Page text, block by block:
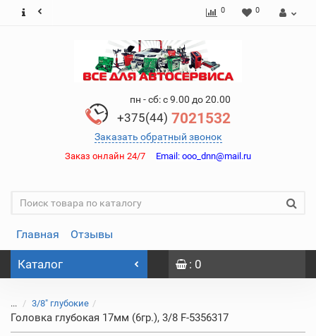
0 0
пн - сб: с 9.00 до 20.00
+375(44) 7021532
Заказать обратный звонок
Заказ онлайн 24/7 Email: ooo_dnn@mail.ru
Главная Отзывы
Каталог : 0
... 3/8" глубокие
Головка глубокая 17мм (6гр.), 3/8 F-5356317